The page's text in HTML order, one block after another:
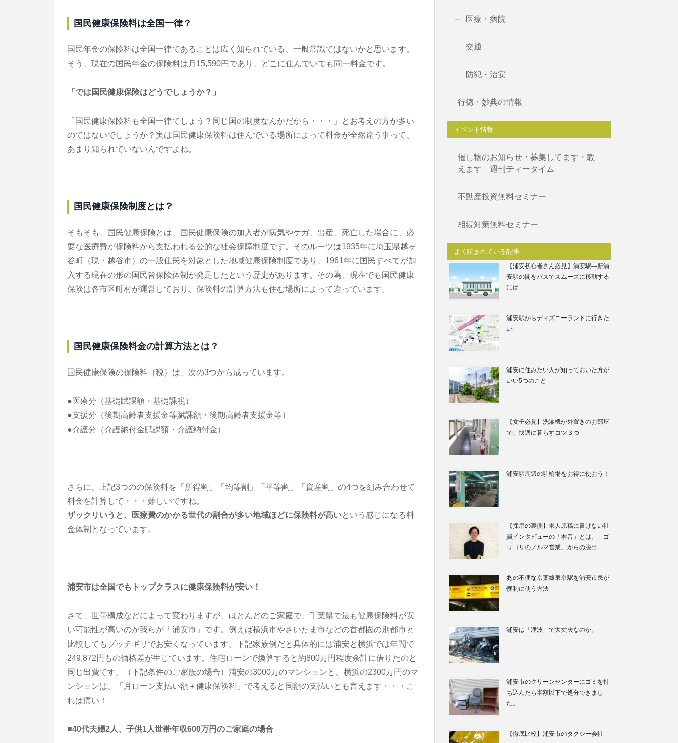
国民健康保険料は全国一律？
国民年金の保険料は全国一律であることは広く知られている、一般常識ではないかと思います。
そう、現在の国民年金の保険料は月15,590円であり、どこに住んでいても同一料金です。
「では国民健康保険はどうでしょうか？」
「国民健康保険料も全国一律でしょう？同じ国の制度なんかだから・・・」とお考えの方が多い
のではないでしょうか？実は国民健康保険料は住んでいる場所によって料金が全然違う事って、
あまり知られていないんですよね。
国民健康保険制度とは？
そもそも、国民健康保険とは、国民健康保険の加入者が病気やケガ、出産、死亡した場合に、必
要な医療費が保険料から支払われる公的な社会保障制度です。そのルーツは1935年に埼玉県越ヶ
谷町（現・越谷市）の一般住民を対象とした地域健康保険制度であり、1961年に国民すべてが加
入する現在の形の国民皆保険体制が発足したという歴史があります。その為、現在でも国民健康
保険は各市区町村が運営しており、保険料の計算方法も住む場所によって違っています。
国民健康保険料金の計算方法とは？
国民健康保険の保険料（税）は、次の3つから成っています。
●医療分（基礎賦課額・基礎課税）
●支援分（後期高齢者支援金等賦課額・後期高齢者支援金等）
●介護分（介護納付金賦課額・介護納付金）
さらに、上記3つのの保険料を「所得割」「均等割」「平等割」「資産割」の4つを組み合わせて
料金を計算して・・・難しいですね。
ザックリいうと、医療費のかかる世代の割合が多い地域ほどに保険料が高いという感じになる料
金体制となっています。
浦安市は全国でもトップクラスに健康保険料が安い！
さて、世帯構成などによって変わりますが、ほとんどのご家庭で、千葉県で最も健康保険料が安
い可能性が高いのが我らが「浦安市」です。例えば横浜市やさいたま市などの首都圏の別都市と
比較してもブッチギリでお安くなっています。下記家族例だと具体的には浦安と横浜では年間で
249,872円もの価格差が生じています。住宅ローンで換算すると約800万円程度余計に借りたのと
同じ出費です。（下記条件のご家族の場合）浦安の3000万のマンションと、横浜の2300万円のマ
ンションは、「月ローン支払い額＋健康保険料」で考えると同額の支払いとも言えます・・・こ
れは痛い！
■40代夫婦2人、子供1人世帯年収600万円のご家庭の場合
医療・病院
交通
防犯・治安
行徳・妙典の情報
イベント情報
催し物のお知らせ・募集してます・教
えます 週刊ティータイム
不動産投資無料セミナー
相続対策無料セミナー
よく読まれている記事
【浦安初心者さん必見】浦安駅―新浦
安駅の間をバスでスムーズに移動する
には
浦安駅からディズニーランドに行きた
い
浦安に住みたい人が知っておいた方が
いい5つのこと
【女子必見】洗濯機が外置きのお部屋
で、快適に暮らすコツ３つ
浦安駅周辺の駐輪場をお得に使おう！
【採用の裏側】求人原稿に書けない社
員インタビューの「本音」とは。「ゴ
リゴリのノルマ営業」からの脱出
あの不便な京葉線東京駅を浦安市民が
便利に使う方法
浦安は「津波」で大丈夫なのか。
浦安市のクリーンセンターにゴミを持
ち込んだら半額以下で処分できまし
た。
【徹底比較】浦安市のタクシー会社